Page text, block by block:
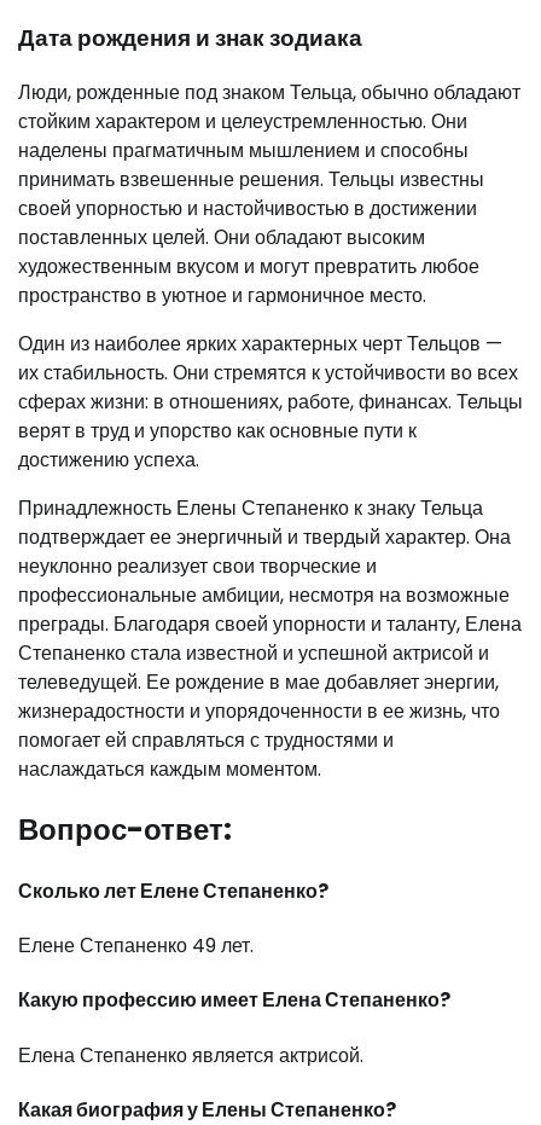
Дата рождения и знак зодиака
Люди, рожденные под знаком Тельца, обычно обладают
стойким характером и целеустремленностью. Они
наделены прагматичным мышлением и способны
принимать взвешенные решения. Тельцы известны
своей упорностью и настойчивостью в достижении
поставленных целей. Они обладают высоким
художественным вкусом и могут превратить любое
пространство в уютное и гармоничное место.
Один из наиболее ярких характерных черт Тельцов —
их стабильность. Они стремятся к устойчивости во всех
сферах жизни: в отношениях, работе, финансах. Тельцы
верят в труд и упорство как основные пути к
достижению успеха.
Принадлежность Елены Степаненко к знаку Тельца
подтверждает ее энергичный и твердый характер. Она
неуклонно реализует свои творческие и
профессиональные амбиции, несмотря на возможные
преграды. Благодаря своей упорности и таланту, Елена
Степаненко стала известной и успешной актрисой и
телеведущей. Ее рождение в мае добавляет энергии,
жизнерадостности и упорядоченности в ее жизнь, что
помогает ей справляться с трудностями и
наслаждаться каждым моментом.
Вопрос-ответ:
Сколько лет Елене Степаненко?
Елене Степаненко 49 лет.
Какую профессию имеет Елена Степаненко?
Елена Степаненко является актрисой.
Какая биография у Елены Степаненко?